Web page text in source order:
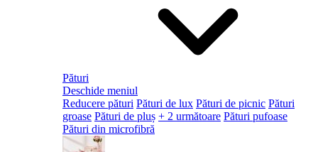
Pături
Deschide meniul
Reducere pături Pături de lux Pături de picnic Pături
groase Pături de pluș + 2 următoare Pături pufoase
Pături din microfibră